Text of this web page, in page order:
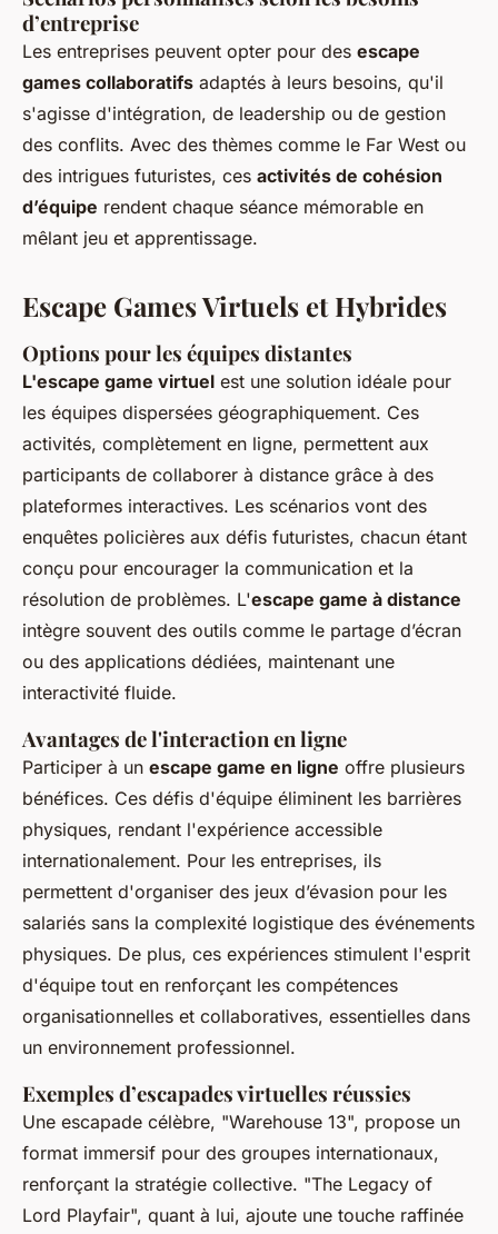
d’entreprise
Les entreprises peuvent opter pour des escape
games collaboratifs adaptés à leurs besoins, qu'il
s'agisse d'intégration, de leadership ou de gestion
des conflits. Avec des thèmes comme le Far West ou
des intrigues futuristes, ces activités de cohésion
d’équipe rendent chaque séance mémorable en
mêlant jeu et apprentissage.
Escape Games Virtuels et Hybrides
Options pour les équipes distantes
L'escape game virtuel est une solution idéale pour
les équipes dispersées géographiquement. Ces
activités, complètement en ligne, permettent aux
participants de collaborer à distance grâce à des
plateformes interactives. Les scénarios vont des
enquêtes policières aux défis futuristes, chacun étant
conçu pour encourager la communication et la
résolution de problèmes. L'escape game à distance
intègre souvent des outils comme le partage d’écran
ou des applications dédiées, maintenant une
interactivité fluide.
Avantages de l'interaction en ligne
Participer à un escape game en ligne offre plusieurs
bénéfices. Ces défis d'équipe éliminent les barrières
physiques, rendant l'expérience accessible
internationalement. Pour les entreprises, ils
permettent d'organiser des jeux d’évasion pour les
salariés sans la complexité logistique des événements
physiques. De plus, ces expériences stimulent l'esprit
d'équipe tout en renforçant les compétences
organisationnelles et collaboratives, essentielles dans
un environnement professionnel.
Exemples d’escapades virtuelles réussies
Une escapade célèbre, "Warehouse 13", propose un
format immersif pour des groupes internationaux,
renforçant la stratégie collective. "The Legacy of
Lord Playfair", quant à lui, ajoute une touche raffinée